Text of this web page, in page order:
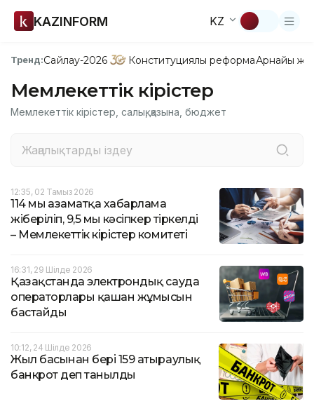
KAZINFORM KZ
Тренд:Сайлау-2026 Конституциялық реформаАрнайы
Мемлекеттік кірістер
Мемлекеттік кірістер, салық, қазына, бюджет
12:35, 02 Тамыз 2026
114 мың азаматқа хабарлама
жіберіліп, 9,5 мың кәсіпкер тіркелді
– Мемлекеттік кірістер комитеті
16:31, 29 Шілде 2026
Қазақстанда электрондық сауда
операторлары қашан жұмысын
бастайды
10:12, 24 Шілде 2026
Жыл басынан бері 159 атыраулық
банкрот деп танылды